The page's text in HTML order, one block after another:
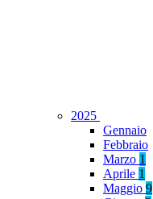
2025
Gennaio
Febbraio
Marzo 1
Aprile 1
Maggio 9